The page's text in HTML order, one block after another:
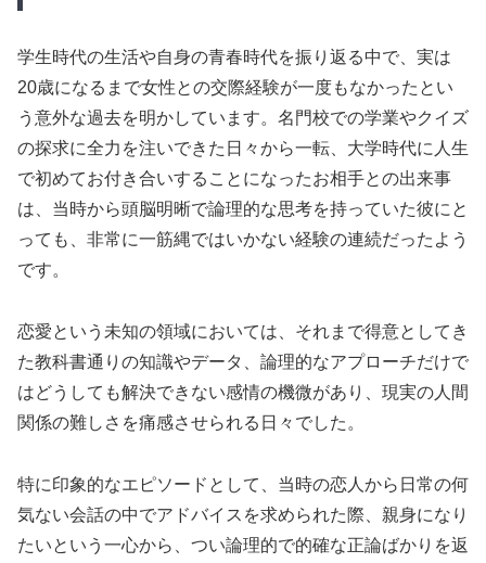
学生時代の生活や自身の青春時代を振り返る中で、実は
20歳になるまで女性との交際経験が一度もなかったとい
う意外な過去を明かしています。名門校での学業やクイズ
の探求に全力を注いできた日々から一転、大学時代に人生
で初めてお付き合いすることになったお相手との出来事
は、当時から頭脳明晰で論理的な思考を持っていた彼にと
っても、非常に一筋縄ではいかない経験の連続だったよう
です。
恋愛という未知の領域においては、それまで得意としてき
た教科書通りの知識やデータ、論理的なアプローチだけで
はどうしても解決できない感情の機微があり、現実の人間
関係の難しさを痛感させられる日々でした。
特に印象的なエピソードとして、当時の恋人から日常の何
気ない会話の中でアドバイスを求められた際、親身になり
たいという一心から、つい論理的で的確な正論ばかりを返